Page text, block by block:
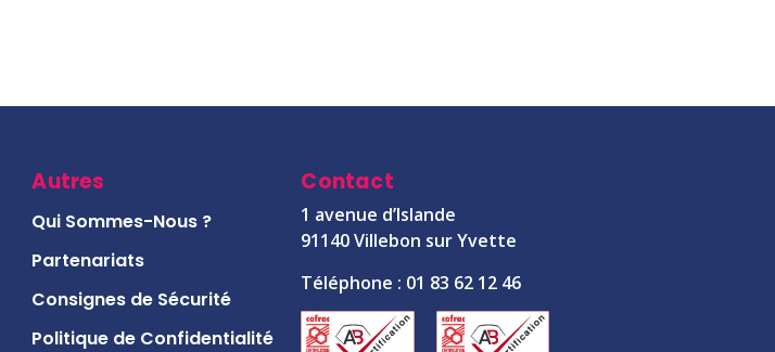
Autres
Qui Sommes-Nous ?
Partenariats
Consignes de Sécurité
Politique de Confidentialité
Contact
1 avenue d’Islande
91140 Villebon sur Yvette
Téléphone : 01 83 62 12 46